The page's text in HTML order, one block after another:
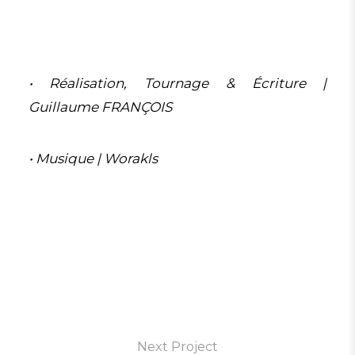
• Réalisation, Tournage & Écriture |
Guillaume FRANÇOIS
• Musique | Worakls
Next Project